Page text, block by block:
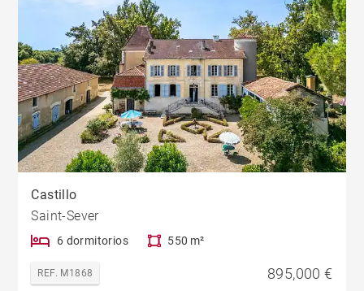
Castillo
Saint-Sever
6 dormitorios 550 m²
REF. M1868 895,000 €